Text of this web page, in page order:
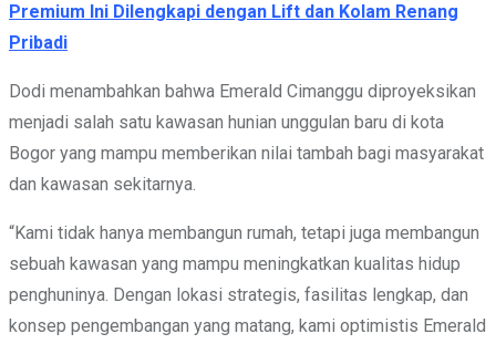
Premium Ini Dilengkapi dengan Lift dan Kolam Renang
Pribadi
Dodi menambahkan bahwa Emerald Cimanggu diproyeksikan
menjadi salah satu kawasan hunian unggulan baru di kota
Bogor yang mampu memberikan nilai tambah bagi masyarakat
dan kawasan sekitarnya.
“Kami tidak hanya membangun rumah, tetapi juga membangun
sebuah kawasan yang mampu meningkatkan kualitas hidup
penghuninya. Dengan lokasi strategis, fasilitas lengkap, dan
konsep pengembangan yang matang, kami optimistis Emerald